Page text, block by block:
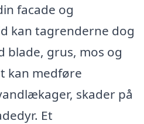
facade og
kan tagrenderne dog
blade, grus, mos og
kan medføre
skader på
Et